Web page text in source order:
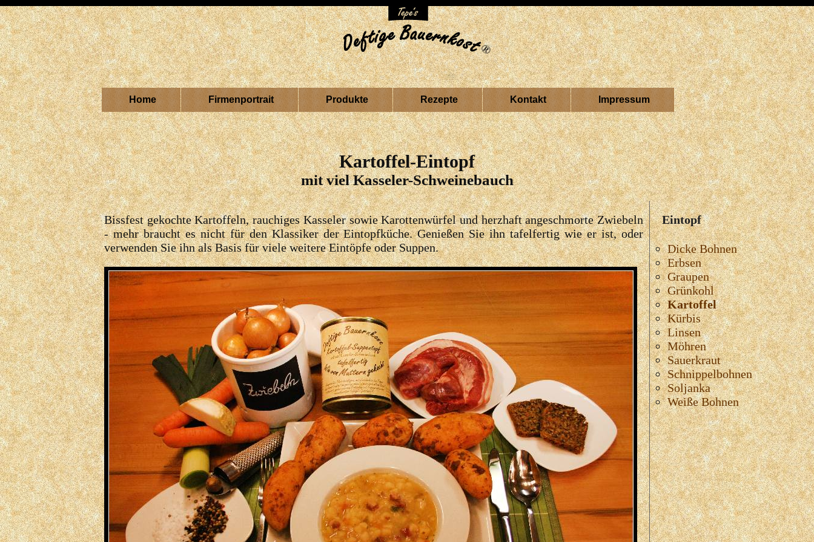
Home Firmenportrait Produkte Rezepte Kontakt Impressum
Kartoffel-Eintopf
mit viel Kasseler-Schweinebauch
Bissfest gekochte Kartoffeln, rauchiges Kasseler sowie Karottenwürfel und herzhaft angeschmorte Zwiebeln
- mehr braucht es nicht für den Klassiker der Eintopfküche. Genießen Sie ihn tafelfertig wie er ist, oder
verwenden Sie ihn als Basis für viele weitere Eintöpfe oder Suppen.
Eintopf
Dicke Bohnen
Erbsen
Graupen
Grünkohl
Kartoffel
Kürbis
Linsen
Möhren
Sauerkraut
Schnippelbohnen
Soljanka
Weiße Bohnen